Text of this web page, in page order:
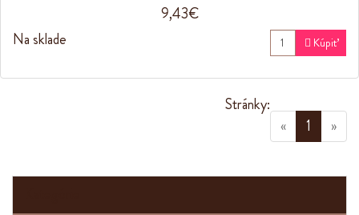
9,43€
Na sklade
 Kúpiť
« 1 »
Stránky: